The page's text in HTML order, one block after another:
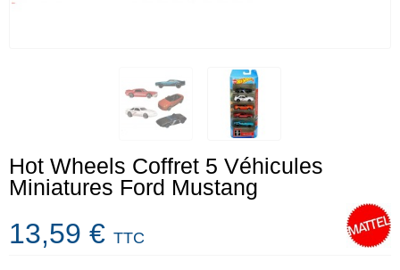
Hot Wheels Coffret 5 Véhicules
Miniatures Ford Mustang
13,59 € TTC